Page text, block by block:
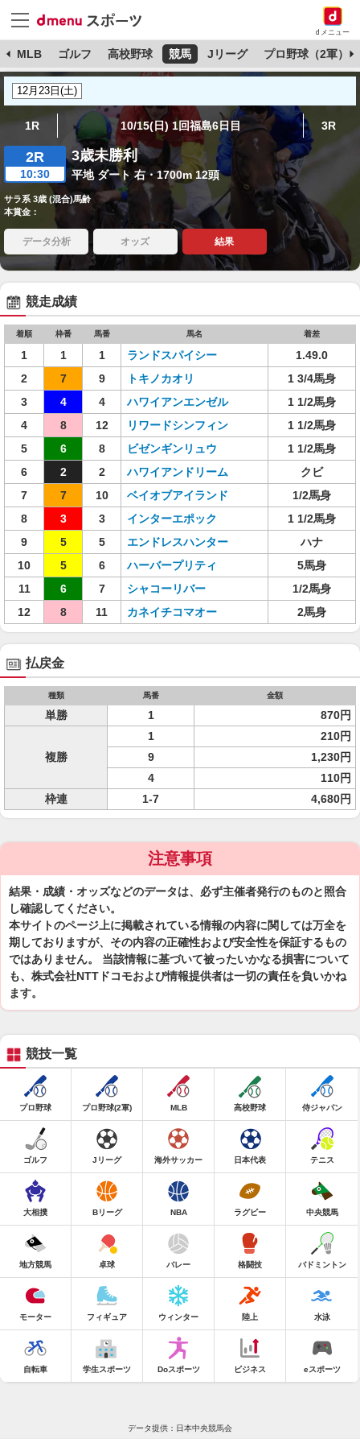
dメニュー
MLB ゴルフ 高校野球 競馬 Jリーグ プロ野球（2軍）
1R 10/15(日) 1回福島6日目 3R
2R
10:30
3歳未勝利
平地 ダート 右・1700m 12頭
サラ系 3歳 (混合)馬齢
本賞金：
データ分析 オッズ 結果
競走成績
着順 枠番 馬番 馬名 着差
1 1 1 ランドスパイシー
1.49.0
2
7 9 トキノカオリ
1 3/4馬身
3
4 4 ハワイアンエンゼル
1 1/2馬身
4
8 12 リワードシンフィン
1 1/2馬身
5
6 8 ビゼンギンリュウ
1 1/2馬身
6
2 2 ハワイアンドリーム
クビ
7
7 10 ベイオブアイランド
1/2馬身
8
3 3 インターエポック
1 1/2馬身
9
5 5 エンドレスハンター
ハナ
10
5 6 ハーバープリティ
5馬身
11
6 7 シャコーリバー
1/2馬身
12
8 11 カネイチコマオー 2馬身
払戻金
種類 馬番 金額
単勝 1 870円
複勝
1
210円
9
1,230円
4
110円
枠連
1-7 4,680円
注意事項
結果・成績・オッズなどのデータは、必ず主催者発行のものと照合
し確認してください。
本サイトのページ上に掲載されている情報の内容に関しては万全を
期しておりますが、その内容の正確性および安全性を保証するもの
ではありません。 当該情報に基づいて被ったいかなる損害について
も、株式会社NTTドコモおよび情報提供者は一切の責任を負いかね
ます。
競技一覧
プロ野球 プロ野球(2軍) MLB 高校野球 侍ジャパン
ゴルフ Jリーグ 海外サッカー 日本代表 テニス
大相撲 Bリーグ NBA ラグビー 中央競馬
地方競馬 卓球 バレー 格闘技 バドミントン
モーター フィギュア ウィンター 陸上 水泳
自転車 学生スポーツ Doスポーツ ビジネス eスポーツ
データ提供：日本中央競馬会